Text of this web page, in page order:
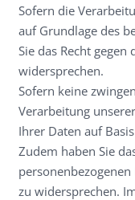
Sofern die
auf Grundlage des
Sie das Recht
widersprechen.
Sofern keine
Verarbeitung
Ihrer Daten auf
Zudem haben Sie
zu widersprechen.